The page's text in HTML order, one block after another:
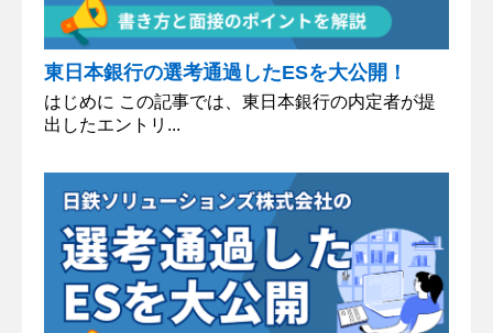
東日本銀行の選考通過したESを大公開！
はじめに この記事では、東日本銀行の内定者が提
出したエントリ...